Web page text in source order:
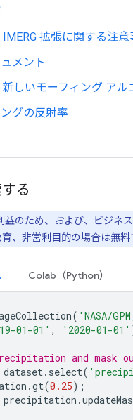
拡張に関する注意
メント
新しいモーフィング アル
グの反射率
る
益のため、および、ビジネ
、非営利目的の場合は無
） Colab（Python）
( 'NASA/
01-01' , '2020-01-01'
and mask
dataset. select(
.gt(0.25);
precipitation .